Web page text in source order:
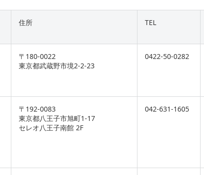
住所 TEL
〒180-0022
東京都武蔵野市境2-2-23
0422-50-0282
〒192-0083
東京都八王子市旭町1-17
セレオ八王子南館 2F
042-631-1605